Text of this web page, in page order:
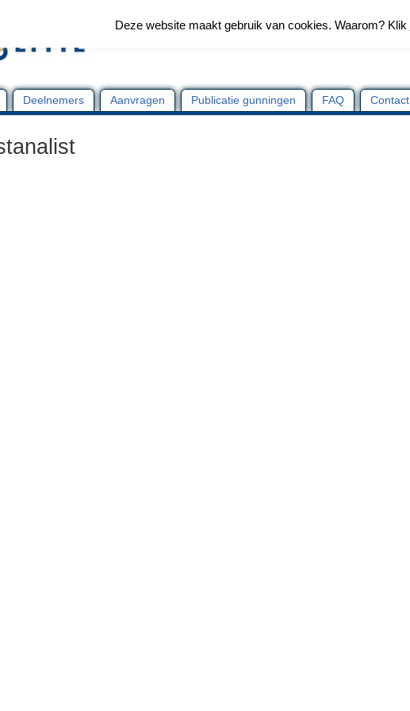
Deelnemers Aanvragen Publicatie gunningen FAQ Contact
Deze website maakt gebruik van cookies. Waarom? Klik